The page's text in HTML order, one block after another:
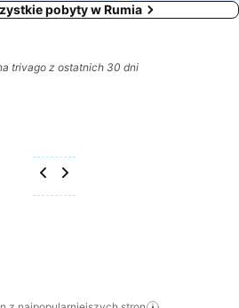
pobyty w Rumia
trivago z ostatnich 30 dni